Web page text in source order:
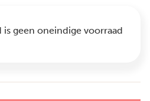
is geen oneindige voorraad